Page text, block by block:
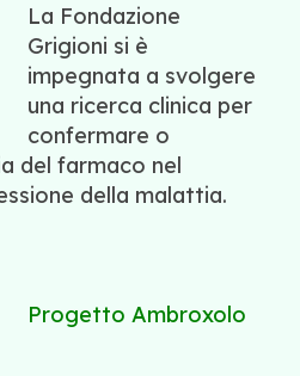
La Fondazione
Grigioni si è
impegnata a svolgere
una ricerca clinica per
confermare o
del farmaco nel
della malattia.
Progetto Ambroxolo